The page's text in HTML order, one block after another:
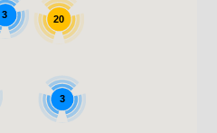
20
3
3